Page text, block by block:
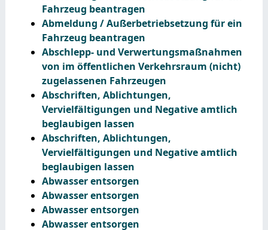
Fahrzeug beantragen
Abmeldung / Außerbetriebsetzung für ein
Fahrzeug beantragen
Abschlepp- und Verwertungsmaßnahmen
von im öffentlichen Verkehrsraum (nicht)
zugelassenen Fahrzeugen
Abschriften, Ablichtungen,
Vervielfältigungen und Negative amtlich
beglaubigen lassen
Abschriften, Ablichtungen,
Vervielfältigungen und Negative amtlich
beglaubigen lassen
Abwasser entsorgen
Abwasser entsorgen
Abwasser entsorgen
Abwasser entsorgen